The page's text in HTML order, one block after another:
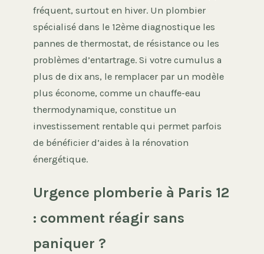
fréquent, surtout en hiver. Un plombier
spécialisé dans le 12ème diagnostique les
pannes de thermostat, de résistance ou les
problèmes d’entartrage. Si votre cumulus a
plus de dix ans, le remplacer par un modèle
plus économe, comme un chauffe-eau
thermodynamique, constitue un
investissement rentable qui permet parfois
de bénéficier d’aides à la rénovation
énergétique.
Urgence plomberie à Paris 12
: comment réagir sans
paniquer ?